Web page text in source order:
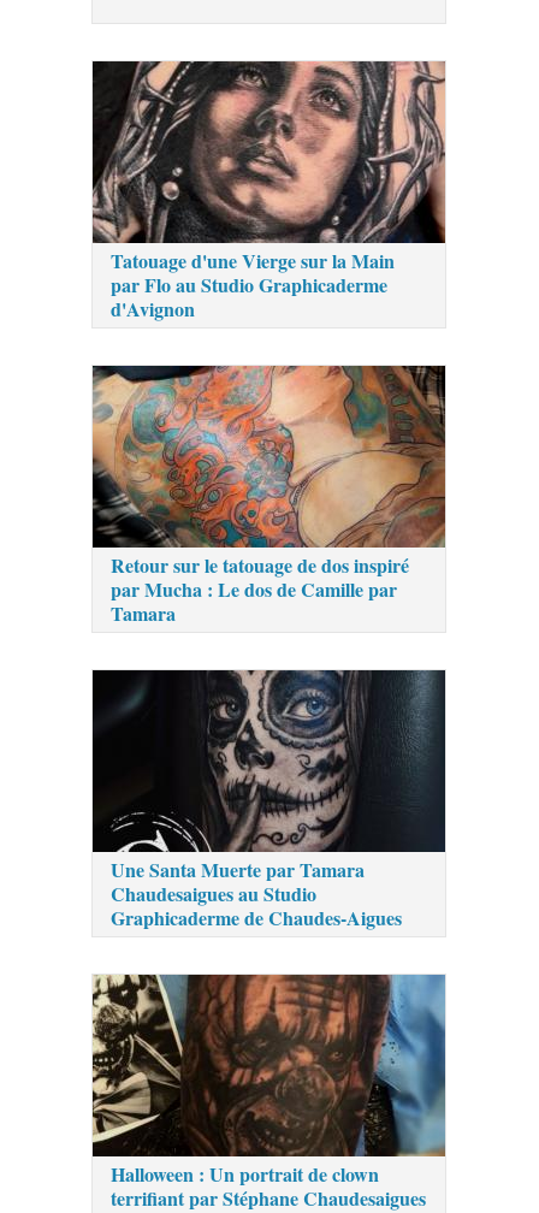
Tatouage d'une Vierge sur la Main
par Flo au Studio Graphicaderme
d'Avignon
Retour sur le tatouage de dos inspiré
par Mucha : Le dos de Camille par
Tamara
Une Santa Muerte par Tamara
Chaudesaigues au Studio
Graphicaderme de Chaudes-Aigues
Halloween : Un portrait de clown
terrifiant par Stéphane Chaudesaigues